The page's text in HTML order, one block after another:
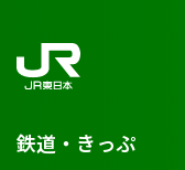
鉄道・きっぷ